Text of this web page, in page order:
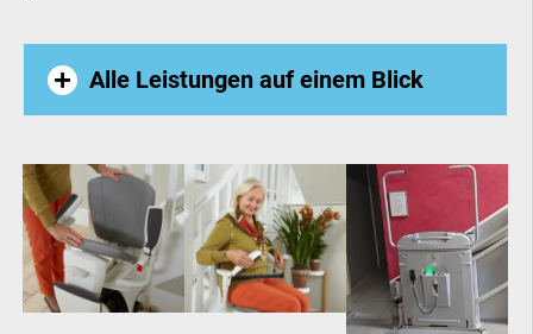
Alle Leistungen auf einem Blick
Außenlift
Homelift
Hublift